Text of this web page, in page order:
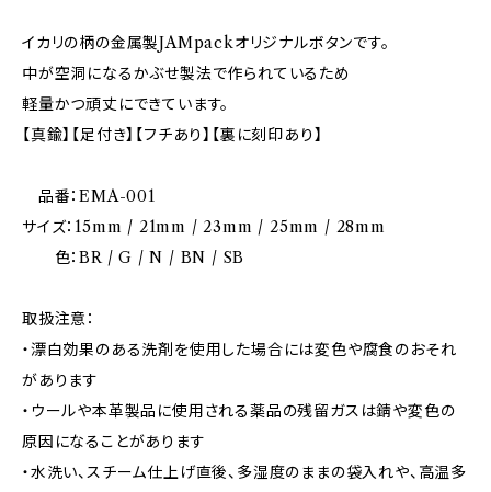
イカリの柄の金属製JAMpackオリジナルボタンです。
中が空洞になるかぶせ製法で作られているため
軽量かつ頑丈にできています。
【真鍮】【足付き】【フチあり】【裏に刻印あり】
品番：EMA-001
サイズ：15mm / 21mm / 23mm / 25mm / 28mm
色：BR / G / N / BN / SB
取扱注意：
・漂白効果のある洗剤を使用した場合には変色や腐食のおそれ
があります
・ウールや本革製品に使用される薬品の残留ガスは錆や変色の
原因になることがあります
・水洗い、スチーム仕上げ直後、多湿度のままの袋入れや、高温多